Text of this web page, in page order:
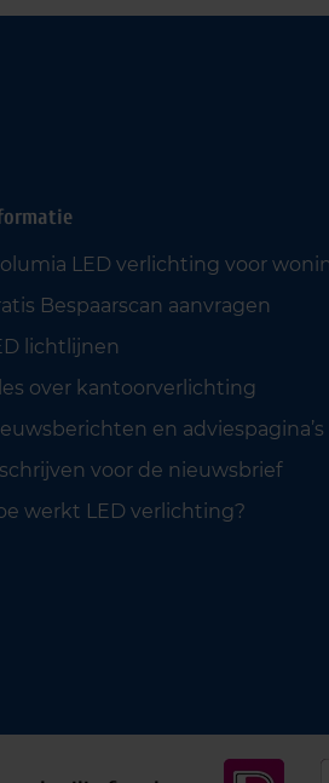
LED verlichting voor
Bespaarscan aanvragen
lichtlijnen
over kantoorverlichting
en adviespagina’s
voor de nieuwsbrief
werkt LED verlichting?